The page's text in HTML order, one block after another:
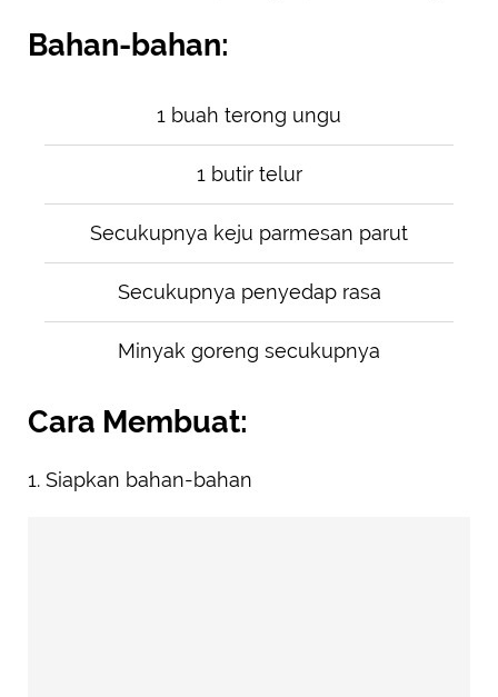
Bahan-bahan:
1 buah terong ungu
1 butir telur
Secukupnya keju parmesan parut
Secukupnya penyedap rasa
Minyak goreng secukupnya
Cara Membuat:
1. Siapkan bahan-bahan